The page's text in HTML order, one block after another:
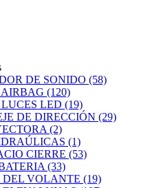
DE SONIDO (58)
(120)
LED (19)
DE DIRECCIÓN (29)
(2)
(1)
CIERRE (53)
(33)
DEL VOLANTE (19)